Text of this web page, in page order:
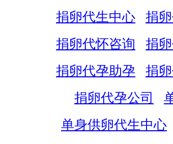
捐卵代生中心
捐
捐卵代怀咨询
捐
捐卵代孕助孕
捐
捐卵代孕公司
单身供卵代生中心